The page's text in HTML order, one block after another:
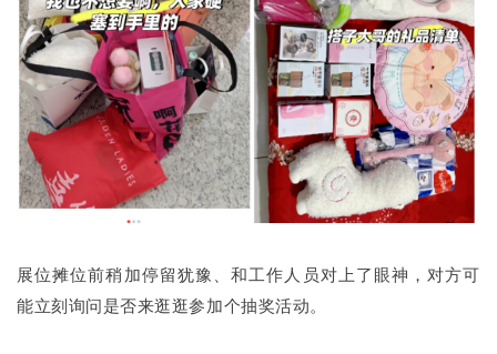
展位摊位前稍加停留犹豫、和工作人员对上了眼神，对方可
能立刻询问是否来逛逛参加个抽奖活动。